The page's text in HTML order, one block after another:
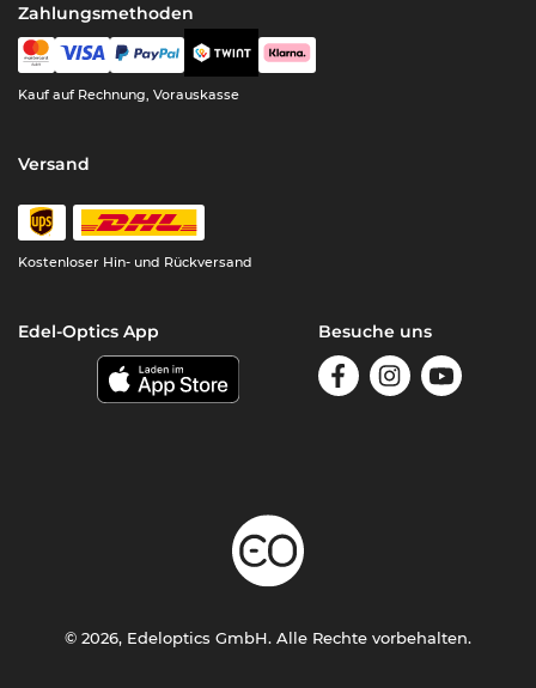
Zahlungsmethoden
Kauf auf Rechnung, Vorauskasse
Versand
Kostenloser Hin- und Rückversand
Edel-Optics App Besuche uns
© 2026, Edeloptics GmbH. Alle Rechte vorbehalten.